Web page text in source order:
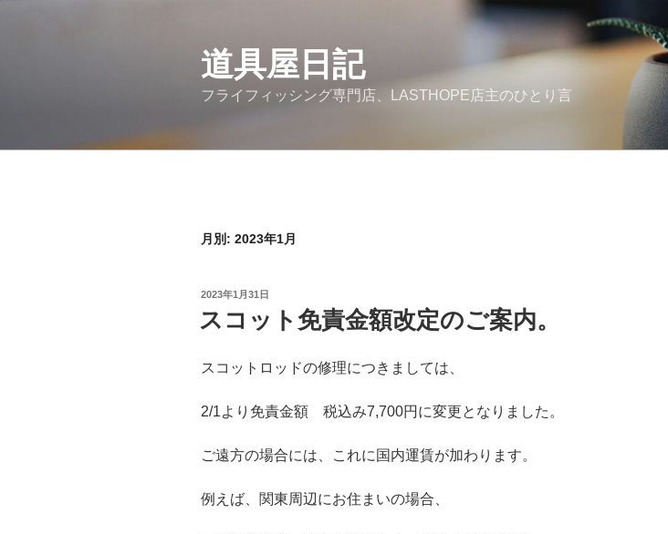
道具屋日記
フライフィッシング専門店、LASTHOPE店主のひとり言
月別: 2023年1月
投
日:
2023年1月31日
スコット免責金額改定のご案内。
スコットロッドの修理につきましては、
2/1より免責金額 税込み7,700円に変更となりました。
ご遠方の場合には、これに国内運賃が加わります。
例えば、関東周辺にお住まいの場合、